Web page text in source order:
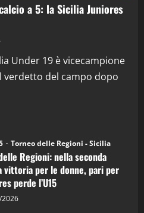
in Podcast
in Podcast: 26^ Puntata
a 5: la Sicilia Juniores
Under 19 è vicecampione
verdetto del campo dopo
Torneo delle Regioni - Sicilia
Regioni: nella seconda
vittoria per le donne, pari per
perde l’U15